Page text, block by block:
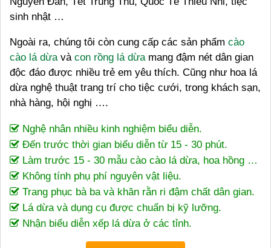
sinh nhật …
Ngoài ra, chúng tôi còn cung cấp các sản phẩm cào
cào lá dừavà con rồng lá dừamang đậm nét dân gian
độc đáo được nhiều trẻ em yêu thích. Cũng như hoa lá
dừa nghệ thuật trang trí cho tiệc cưới, trong khách sạn,
nhà hàng, hội nghị ….
Nghệ nhân nhiều kinh nghiệm biểu diễn.
Đến trước thời gian biểu diễn từ 15 - 30 phút.
Làm trước 15 - 30 mẫu cào cào lá dừa, hoa hồng …
Không tính phụ phí nguyên vật liệu.
Trang phục bà ba và khăn rằn ri đậm chất dân gian.
Lá dừa và dụng cụ được chuẩn bị kỹ lưỡng.
Nhận biểu diễn xếp lá dừa ở các tỉnh.